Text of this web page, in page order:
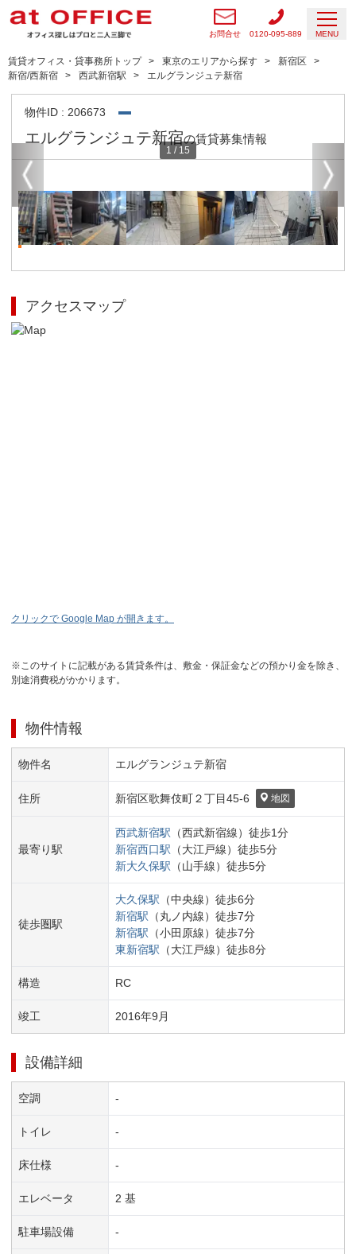
お問合せ 0120-095-889 MENU
賃貸オフィス・貸事務所トップ 東京のエリアから探す
新宿区
新宿/西新宿
西武新宿駅 エルグランジュテ新宿
物件ID : 206673
エルグランジュテ新宿の賃貸募集情報
1 / 15
アクセスマップ
クリックで Google Map が開きます。
※このサイトに記載がある賃貸条件は、敷金・保証金などの預かり金を除き、
別途消費税がかかります。
物件情報
物件名 エルグランジュテ新宿
住所 新宿区歌舞伎町２丁目45-6 地図
最寄り駅
西武新宿駅 （西武新宿線） 徒歩1分
新宿西口駅 （大江戸線） 徒歩5分
新大久保駅 （山手線） 徒歩5分
徒歩圏駅
大久保駅 （中央線） 徒歩6分
新宿駅 （丸ノ内線） 徒歩7分
新宿駅 （小田原線） 徒歩7分
東新宿駅 （大江戸線） 徒歩8分
構造 RC
竣工 2016年9 月
設備詳細
空調 -
トイレ -
床仕様 -
エレベータ 2 基
駐車場設備 -